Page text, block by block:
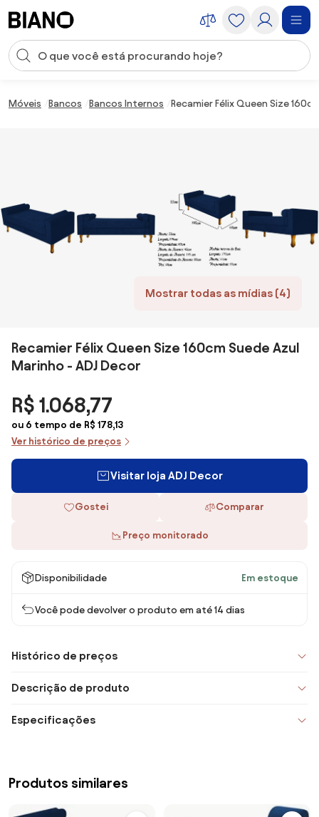
Entrada de pesquisa
Móveis Bancos Bancos Internos Recamier Félix Queen Size
Mostrar todas as mídias (4)
Recamier Félix Queen Size 160cm Suede Azul
Marinho - ADJ Decor
R$ 1.068,77
ou 6 tempo de R$ 178,13
Ver histórico de preços
Visitar loja ADJ Decor
Gostei Comparar
Preço monitorado
Disponibilidade Em estoque
Você pode devolver o produto em até 14 dias
Histórico de preços
Descrição de produto
Especificações
Produtos similares